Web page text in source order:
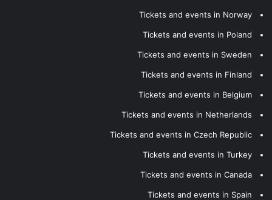
Tickets and events in Norway
Tickets and events in Poland
Tickets and events in Sweden
Tickets and events in Finland
Tickets and events in Belgium
Tickets and events in Netherlands
Tickets and events in Czech Republic
Tickets and events in Turkey
Tickets and events in Canada
Tickets and events in Spain